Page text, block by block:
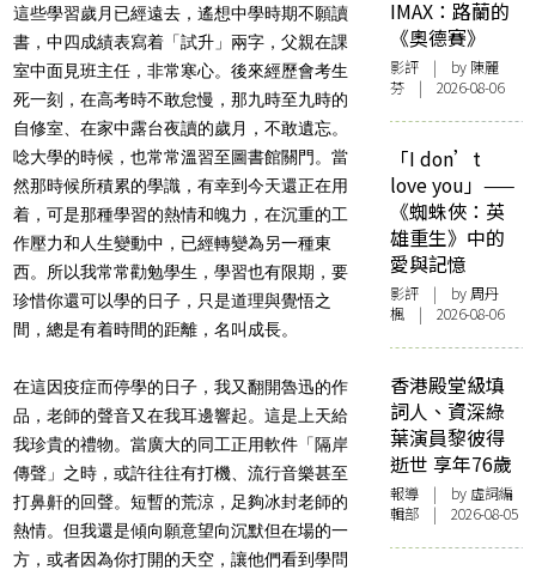
這些學習歲月已經遠去，遙想中學時期不願讀
書，中四成績表寫着「試升」兩字，父親在課
室中面見班主任，非常寒心。後來經歷會考生
死一刻，在高考時不敢怠慢，那九時至九時的
自修室、在家中露台夜讀的歲月，不敢遺忘。
唸大學的時候，也常常溫習至圖書館關門。當
然那時候所積累的學識，有幸到今天還正在用
着，可是那種學習的熱情和魄力，在沉重的工
作壓力和人生變動中，已經轉變為另一種東
西。所以我常常勸勉學生，學習也有限期，要
珍惜你還可以學的日子，只是道理與覺悟之
間，總是有着時間的距離，名叫成長。
在這因疫症而停學的日子，我又翻開魯迅的作
品，老師的聲音又在我耳邊響起。這是上天給
我珍貴的禮物。當廣大的同工正用軟件「隔岸
傳聲」之時，或許往往有打機、流行音樂甚至
打鼻鼾的回聲。短暫的荒涼，足夠冰封老師的
熱情。但我還是傾向願意望向沉默但在場的一
方，或者因為你打開的天空，讓他們看到學問
IMAX：路蘭的
《奧德賽》
影評 | by 陳麗
芬 | 2026-08-06
「I don’t
love you」——
《蜘蛛俠：英
雄重生》中的
愛與記憶
影評 | by周丹
楓 | 2026-08-06
香港殿堂級填
詞人、資深綠
葉演員黎彼得
逝世 享年76歲
報導 | by 虛詞編
輯部 | 2026-08-05